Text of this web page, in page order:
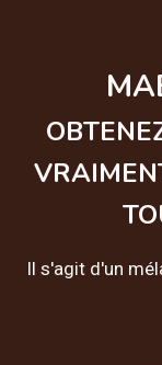
Il s'agit d'un